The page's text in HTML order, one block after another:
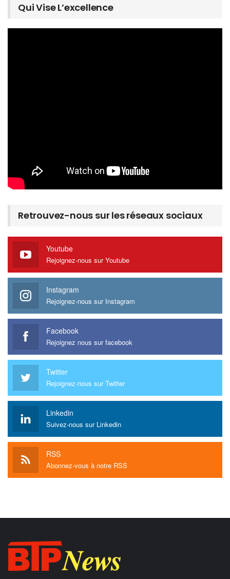
Qui Vise L’excellence
Retrouvez-nous sur les réseaux sociaux
Youtube
Rejoignez-nous sur Youtube
Instagram
Rejoignez-nous sur Instagram
Facebook
Rejoignez nous sur facebook
Twitter
Rejoignez-nous sur Twitter
Linkedin
Suivez-nous sur Linkedin
RSS
Abonnez-vous à notre RSS